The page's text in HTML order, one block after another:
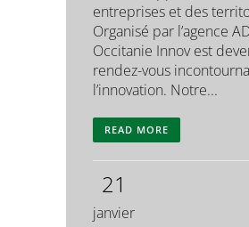
entreprises et des
Organisé par l’agence
Occitanie Innov est
rendez-vous
l’innovation. Notre...
READ MORE
21
janvier